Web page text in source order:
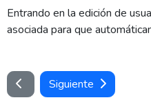
Entrando en la edición de
asociada para que
Siguiente